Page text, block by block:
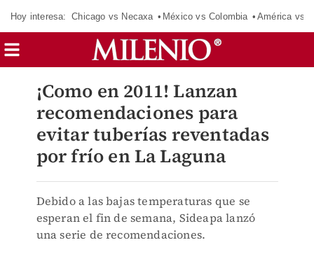
Hoy interesa: Chicago vs Necaxa México vs Colombia América vs
¡Como en 2011! Lanzan
recomendaciones para
evitar tuberías reventadas
por frío en La Laguna
Debido a las bajas temperaturas que se
esperan el fin de semana, Sideapa lanzó
una serie de recomendaciones.